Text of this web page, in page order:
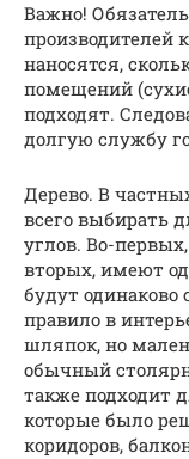
Важно!
производителей
наносятся,
помещений
подходят.
долгую службу
Дерево. В
всего выбирать
углов. Во-
вторых, имеют
будут
правило в
шляпок, но
обычный
также подходит
которые было
коридоров,